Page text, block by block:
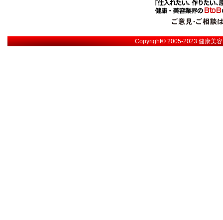
Copyright© 2005-2023健康美